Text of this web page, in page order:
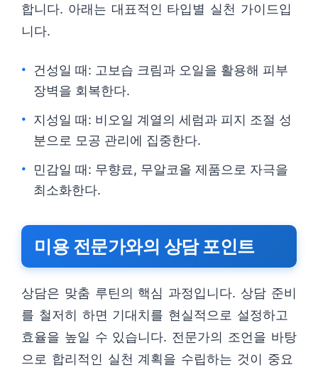
합니다. 아래는 대표적인 타입별 실천 가이드입
니다.
건성일 때: 고보습 크림과 오일을 활용해 피부
장벽을 회복한다.
지성일 때: 비오일 계열의 세럼과 피지 조절 성
분으로 모공 관리에 집중한다.
민감일 때: 무향료, 무알코올 제품으로 자극을
최소화한다.
미용 전문가와의 상담 포인트
상담은 맞춤 루틴의 핵심 과정입니다. 상담 준비
를 철저히 하면 기대치를 현실적으로 설정하고
효율을 높일 수 있습니다. 전문가의 조언을 바탕
으로 합리적인 실천 계획을 수립하는 것이 중요